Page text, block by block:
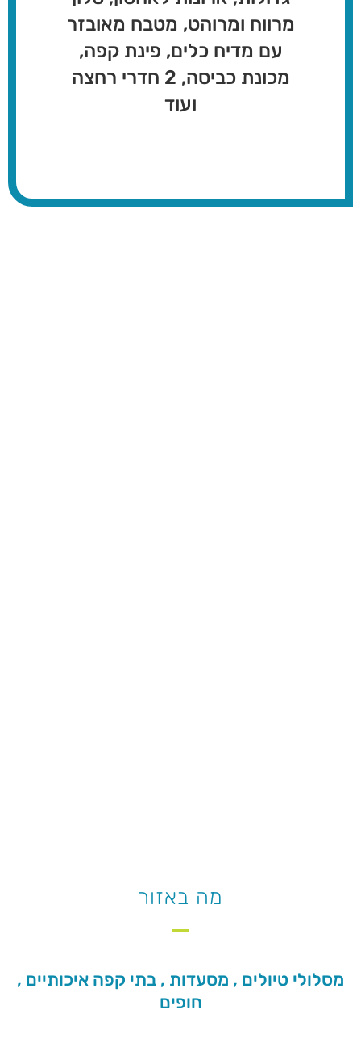
מרווח ומרוהט, מטבח מאובזר
עם מדיח כלים, פינת קפה,
מכונת כביסה, 2 חדרי רחצה
ועוד
מה באזור
מסלולי טיולים , מסעדות , בתי קפה איכותיים ,
חופים